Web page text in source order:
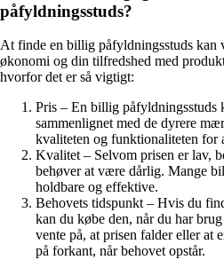
påfyldningsstuds?
At finde en billig påfyldningsstuds kan
økonomi og din tilfredshed med
hvorfor det er så vigtigt:
Pris – En billig påfyldningsstuds
sammenlignet med de dyrere
kvaliteten og funktionaliteten for
Kvalitet – Selvom prisen er lav,
behøver at være dårlig. Mange
holdbare og effektive.
Behovets tidspunkt – Hvis du
kan du købe den, når du har
vente på, at prisen falder eller at
på forkant, når behovet opstår.